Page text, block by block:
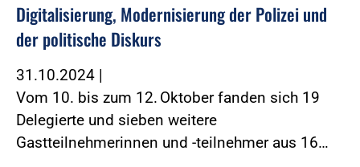
Digitalisierung, Modernisierung der Polizei und
der politische Diskurs
31.10.2024 |
Vom 10. bis zum 12. Oktober fanden sich 19
Delegierte und sieben weitere
Gastteilnehmerinnen und -teilnehmer aus 16…